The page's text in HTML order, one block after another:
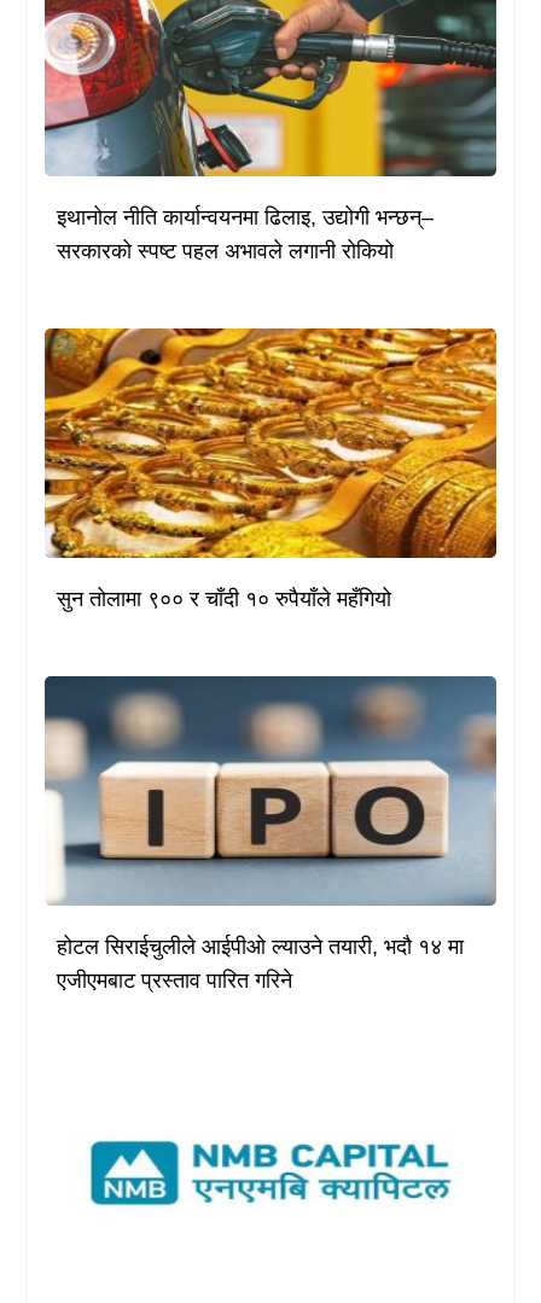
इथानोल नीति कार्यान्वयनमा ढिलाइ, उद्योगी भन्छन्–
सरकारको स्पष्ट पहल अभावले लगानी रोकियो
सुन तोलामा ९०० र चाँदी १० रुपैयाँले महँगियो
होटल सिराईचुलीले आईपीओ ल्याउने तयारी, भदौ १४ मा
एजीएमबाट प्रस्ताव पारित गरिने